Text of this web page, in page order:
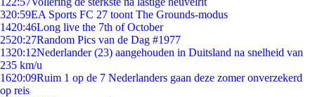
320:59EA Sports FC 27 toont The Grounds-modus
1420:46Long live the 7th of October
2520:27Random Pics van de Dag #1977
1320:12Nederlander (23) aangehouden in Duitsland na snelheid van
235 km/u
1620:09Ruim 1 op de 7 Nederlanders gaan deze zomer onverzekerd
op reis